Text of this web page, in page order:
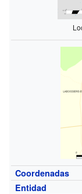
Coordenadas
Entidad